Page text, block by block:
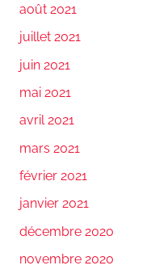
août 2021
juillet 2021
juin 2021
mai 2021
avril 2021
mars 2021
février 2021
janvier 2021
décembre 2020
novembre 2020